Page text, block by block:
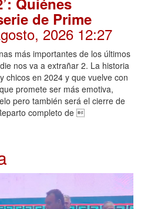
de Prime
2026 12:27
más importantes de los últimos
nos va a extrañar 2. La historia
chicos en 2024 y que vuelve con
promete ser más emotiva,
pero también será el cierre de
completo de 